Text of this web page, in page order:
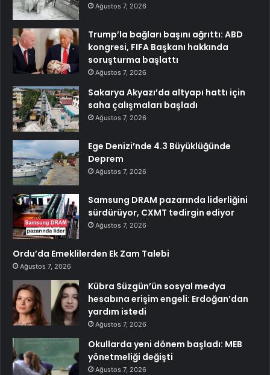
Ağustos 7, 2026
Trump’la bağları başını ağrıttı: ABD
kongresi, FIFA Başkanı hakkında
soruşturma başlattı
Ağustos 7, 2026
Sakarya Akyazı’da altyapı hattı için
saha çalışmaları başladı
Ağustos 7, 2026
Ege Denizi’nde 4.3 Büyüklüğünde
Deprem
Ağustos 7, 2026
Samsung DRAM pazarında liderliğini
sürdürüyor, CXMT tedirgin ediyor
Ağustos 7, 2026
Ordu’da Emeklilerden Ek Zam Talebi
Ağustos 7, 2026
Kübra Süzgün’ün sosyal medya
hesabına erişim engeli: Erdoğan’dan
yardım istedi
Ağustos 7, 2026
Okullarda yeni dönem başladı: MEB
yönetmeliği değişti
Ağustos 7, 2026